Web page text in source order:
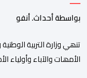
بواسطة أحداث. أنفو
تنھي وزارة التربیة
الأمھات والآباء وأولیاء